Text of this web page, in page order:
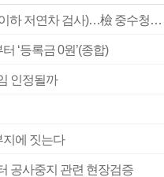
검사 신분 버리고 직급하향(10년 이하 저연차 검사)…檢 중수청행 기피
‘등록금 0원’(종합)
인정될까
에 짓는다
공사중지 관련 현장검증